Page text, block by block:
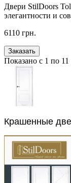
Двери StilDoors
элегантности и
6110 грн.
Заказать
Показано с 1 по 11
Крашенные